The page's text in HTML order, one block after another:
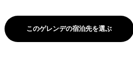
このゲレンデの宿泊先を選ぶ